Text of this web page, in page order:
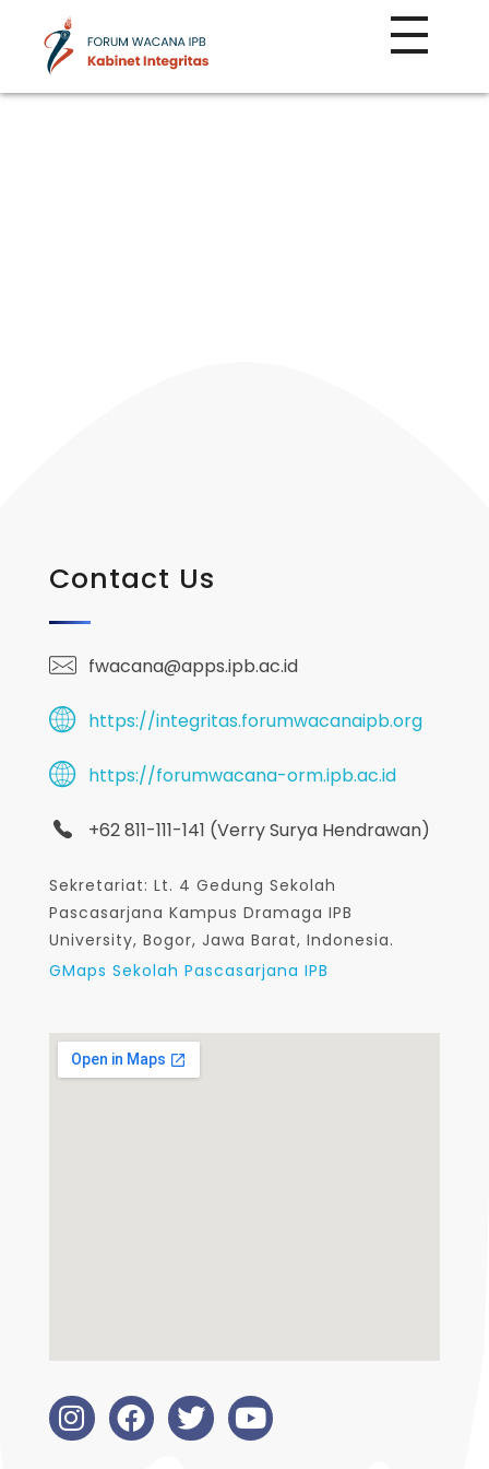
Kabinet Integritas
Contact Us
fwacana@apps.ipb.ac.id
https://integritas.forumwacanaipb.org
https://forumwacana-orm.ipb.ac.id
+62 811-111-141 (Verry Surya Hendrawan)
Sekretariat: Lt. 4 Gedung Sekolah
Pascasarjana Kampus Dramaga IPB
University, Bogor, Jawa Barat, Indonesia.
GMaps Sekolah Pascasarjana IPB